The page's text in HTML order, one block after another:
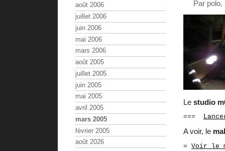
Par
Le studio
===
A voir, le
= Voir le
août 2006
juillet 2006
juin 2006
mai 2006
mars 2006
août 2005
juillet 2005
juin 2005
mai 2005
avril 2005
mars 2005
février 2005
août 2026